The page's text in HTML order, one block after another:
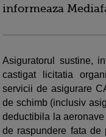
informeaza
Asiguratorul sustine,
castigat licitatia
servicii de asigurare
de schimb (inclusiv
deductibila la aeronave
de raspundere fata de